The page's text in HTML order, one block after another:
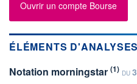
Ouvrir un compte Bourse
ÉLÉMENTS D'ANALYSES
Notation morningstar (1) DU